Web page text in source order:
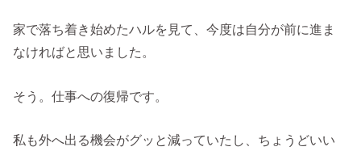
家で落ち着き始めたハルを見て、今度は自分が前に進ま
なければと思いました。
そう。仕事への復帰です。
私も外へ出る機会がグッと減っていたし、ちょうどいい